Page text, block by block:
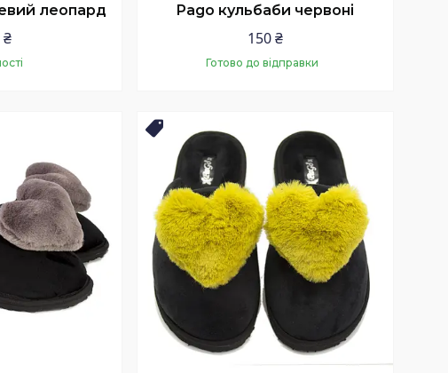
леопард
₴
Pago кульбаби червоні
150 ₴
Готово до відправки
Топ продаж